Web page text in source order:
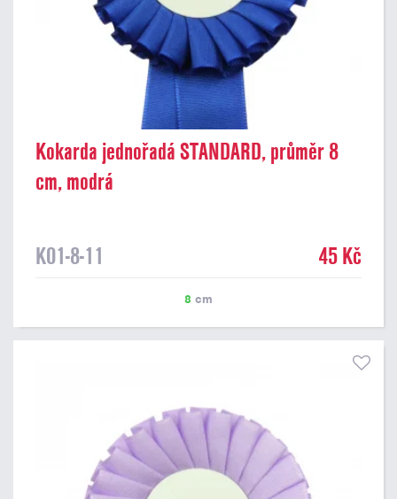
Kokarda jednořadá STANDARD, průměr 8
cm, modrá
K01-8-11 45 Kč
8 cm